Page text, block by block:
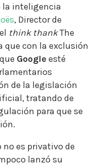
la inteligencia
, Director de
think thankThe
que con la exclusión
Google esté
de la legislación
tratando de
para que se
es privativo de
lanzó su